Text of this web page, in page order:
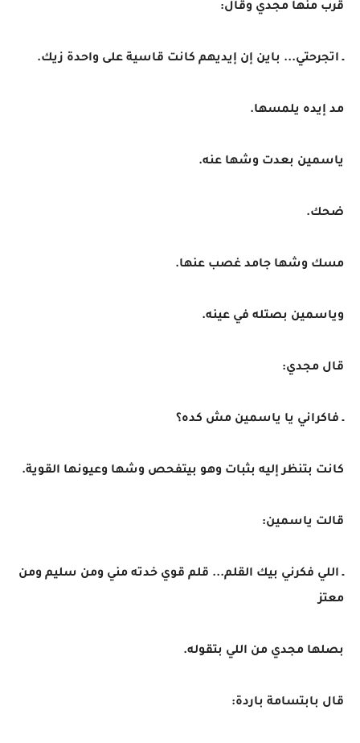
قرب منها مجدي وقال:
ـ اتجرحتي... باين إن إيديهم كانت قاسية على واحدة زيك.
مد إيده يلمسها.
ياسمين بعدت وشها عنه.
ضحك.
مسك وشها جامد غصب عنها.
وياسمين بصتله في عينه.
قال مجدي:
ـ فاكراني يا ياسمين مش كده؟
كانت بتنظر إليه بثبات وهو بيتفحص وشها وعيونها القوية.
قالت ياسمين:
ـ اللي فكرني بيك القلم... قلم قوي خدته مني ومن سليم ومن
معتز
بصلها مجدي من اللي بتقوله.
قال بابتسامة باردة: